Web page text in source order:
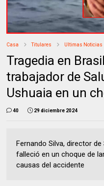
Casa Titulares Ultimas Noticias
Tragedia en
trabajador de
Ushuaia en un
40 29 diciembre 2024
Fernando Silva, director de
falleció en un choque de
causas del accidente